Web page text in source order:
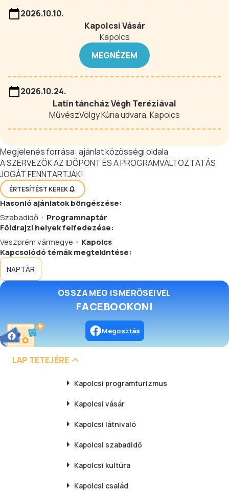
2026.10.10.
Kapolcsi Vásár
Kapolcs
MEGNÉZEM
2026.10.24.
Latin táncház Végh Teréziával
MűvészVölgy Kúria udvara, Kapolcs
Megjelenés forrása: ajánlat közösségi oldala
A SZERVEZŐK AZ IDŐPONT ÉS A PROGRAMVÁLTOZTATÁS
JOGÁT FENNTARTJÁK!
ÉRTESÍTÉST KÉREK
Hasonlóajánlatokböngészése:
Szabadidő
Programnaptár
Földrajzi helyek felfedezése:
Veszprém vármegye
Kapolcs
Kapcsolódó témák megtekintése:
NAPTÁR
OSSZA MEG ISMERŐSEIVEL
FACEBOOKON!
Megosztás
LAP TETEJÉRE
Kapolcsi programturizmus
Kapolcsi vásár
Kapolcsi látnivaló
Kapolcsi szabadidő
Kapolcsi kultúra
Kapolcsi család